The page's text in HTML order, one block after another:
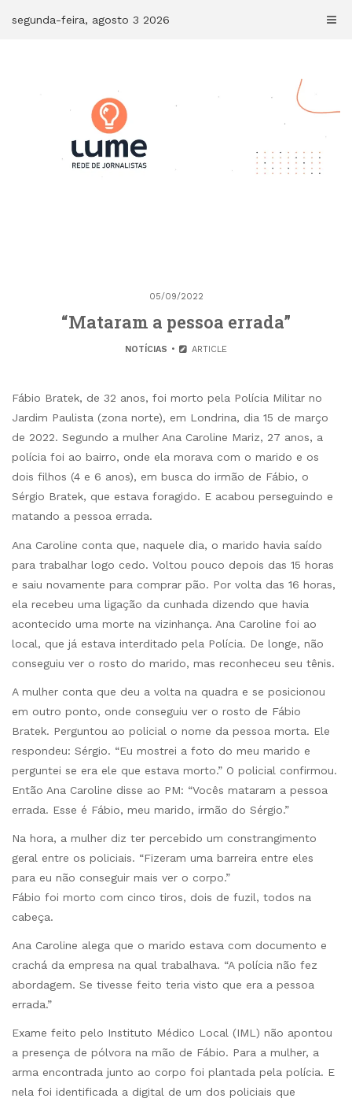
segunda-feira, agosto 3 2026
05/09/2022
“Mataram a pessoa errada”
NOTÍCIAS ARTICLE
Fábio Bratek, de 32 anos, foi morto pela Polícia Militar no
Jardim Paulista (zona norte), em Londrina, dia 15 de março
de 2022. Segundo a mulher Ana Caroline Mariz, 27 anos, a
polícia foi ao bairro, onde ela morava com o marido e os
dois filhos (4 e 6 anos), em busca do irmão de Fábio, o
Sérgio Bratek, que estava foragido. E acabou perseguindo e
matando a pessoa errada.
Ana Caroline conta que, naquele dia, o marido havia saído
para trabalhar logo cedo. Voltou pouco depois das 15 horas
e saiu novamente para comprar pão. Por volta das 16 horas,
ela recebeu uma ligação da cunhada dizendo que havia
acontecido uma morte na vizinhança. Ana Caroline foi ao
local, que já estava interditado pela Polícia. De longe, não
conseguiu ver o rosto do marido, mas reconheceu seu tênis.
A mulher conta que deu a volta na quadra e se posicionou
em outro ponto, onde conseguiu ver o rosto de Fábio
Bratek. Perguntou ao policial o nome da pessoa morta. Ele
respondeu: Sérgio. “Eu mostrei a foto do meu marido e
perguntei se era ele que estava morto.” O policial confirmou.
Então Ana Caroline disse ao PM: “Vocês mataram a pessoa
errada. Esse é Fábio, meu marido, irmão do Sérgio.”
Na hora, a mulher diz ter percebido um constrangimento
geral entre os policiais. “Fizeram uma barreira entre eles
para eu não conseguir mais ver o corpo.”
Fábio foi morto com cinco tiros, dois de fuzil, todos na
cabeça.
Ana Caroline alega que o marido estava com documento e
crachá da empresa na qual trabalhava. “A polícia não fez
abordagem. Se tivesse feito teria visto que era a pessoa
errada.”
Exame feito pelo Instituto Médico Local (IML) não apontou
a presença de pólvora na mão de Fábio. Para a mulher, a
arma encontrada junto ao corpo foi plantada pela polícia. E
nela foi identificada a digital de um dos policiais que